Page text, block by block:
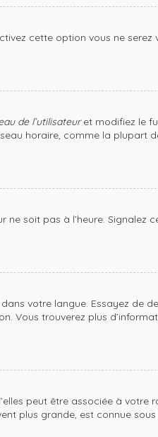
cette option vous ne serez
de l’utilisateuret modifiez le
horaire, comme la plupart
soit pas à l’heure. Signalez
votre langue. Essayez de
Vous trouverez plus
peut être associée à votre
plus grande, est connue sous